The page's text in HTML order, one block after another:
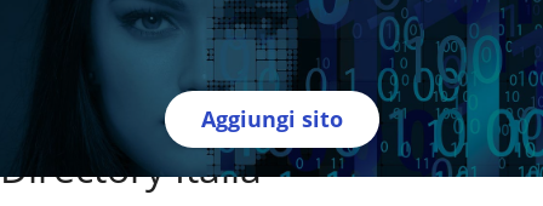
Aggiungi sito
Directory Italia